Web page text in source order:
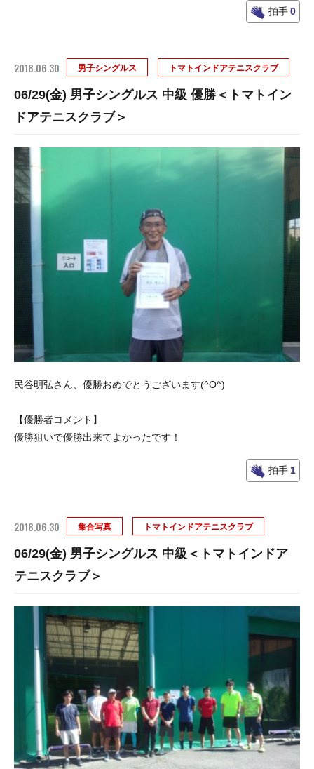
拍手0
2018.06.30 男子シングルス トマトインドアテニスクラブ
06/29(金) 男子シングルス 中級 優勝＜トマトイン
ドアテニスクラブ＞
民谷明弘さん、優勝おめでとうございます(^O^)
【優勝者コメント】
優勝狙いで優勝出来てよかったです！
拍手1
2018.06.30 集合写真 トマトインドアテニスクラブ
06/29(金) 男子シングルス 中級＜トマトインドア
テニスクラブ＞